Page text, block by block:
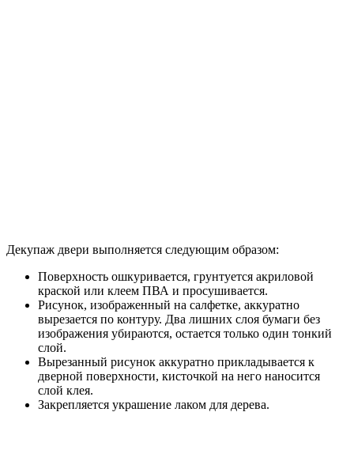
Декупаж двери выполняется следующим образом:
Поверхность ошкуривается, грунтуется акриловой
краской или клеем ПВА и просушивается.
Рисунок, изображенный на салфетке, аккуратно
вырезается по контуру. Два лишних слоя бумаги без
изображения убираются, остается только один тонкий
слой.
Вырезанный рисунок аккуратно прикладывается к
дверной поверхности, кисточкой на него наносится
слой клея.
Закрепляется украшение лаком для дерева.